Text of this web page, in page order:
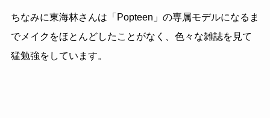
ちなみに東海林さんは「Popteen」の専属モデルになるま
でメイクをほとんどしたことがなく、色々な雑誌を見て
猛勉強をしています。